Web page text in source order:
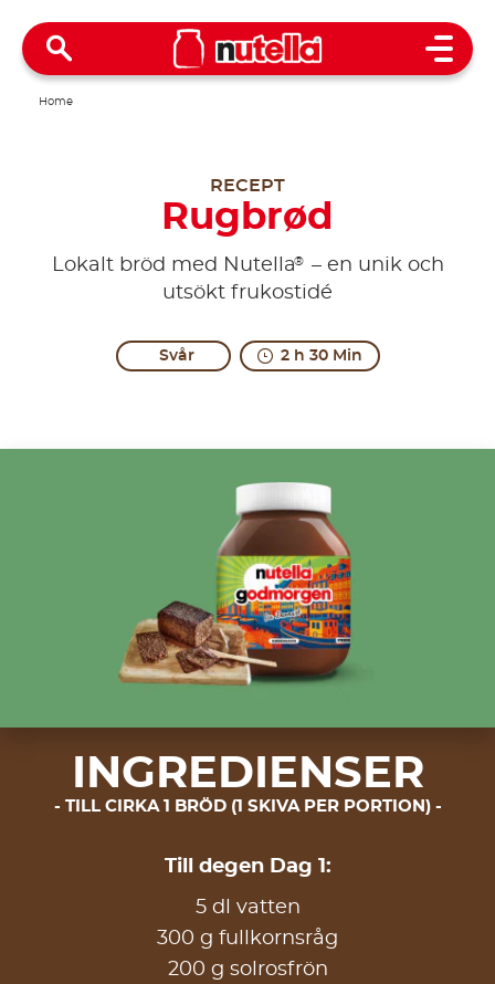
Open
Home
RECEPT
Rugbrød
Lokalt bröd med Nutella®
– en unik och
utsökt frukostidé
Svår 2 h 30 Min
INGREDIENSER
TILL CIRKA 1 BRÖD (1 SKIVA PER PORTION)
Till degen Dag 1:
5 dl vatten
300 g fullkornsråg
200 g solrosfrön